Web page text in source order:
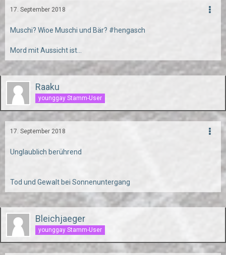
17. September 2018
Muschi? Wioe Muschi und Bär? #hengasch
Mord mit Aussicht ist...
Raaku
younggay Stamm-User
17. September 2018
Unglaublich berührend
Tod und Gewalt bei Sonnenuntergang
Bleichjaeger
younggay Stamm-User